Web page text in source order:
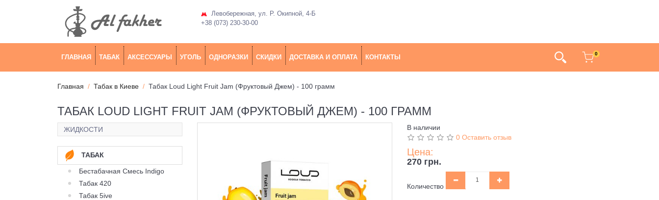
Левобережная, ул. Р. Окипной, 4-Б
+38 (073) 230-30-00
ГЛАВНАЯ ТАБАК АКСЕССУАРЫ УГОЛЬ ОДНОРАЗКИ СКИДКИ ДОСТАВКА И ОПЛАТА КОНТАКТЫ 0
Главная Табак в Киеве Табак Loud Light Fruit Jam (Фруктовый Джем) - 100 грамм
ТАБАК LOUD LIGHT FRUIT JAM (ФРУКТОВЫЙ ДЖЕМ) - 100 ГРАММ
ЖИДКОСТИ
ТАБАК
Бестабачная Смесь Indigo
Табак 420
Табак 5ive
В наличии
0 Оставить отзыв
Цена:
270 грн.
Количество